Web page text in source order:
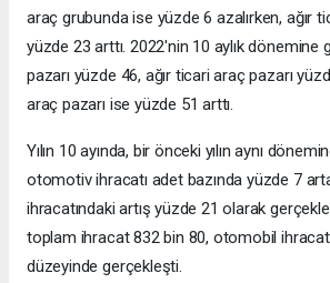
araç grubunda ise yüzde 6 azalırken, ağır
yüzde 23 arttı. 2022'nin 10 aylık dönemine
pazarı yüzde 46, ağır ticari araç pazarı
araç pazarı ise yüzde 51 arttı.
Yılın 10 ayında, bir önceki yılın aynı
otomotiv ihracatı adet bazında yüzde 7
ihracatındaki artış yüzde 21 olarak
toplam ihracat 832 bin 80, otomobil
düzeyinde gerçekleşti.